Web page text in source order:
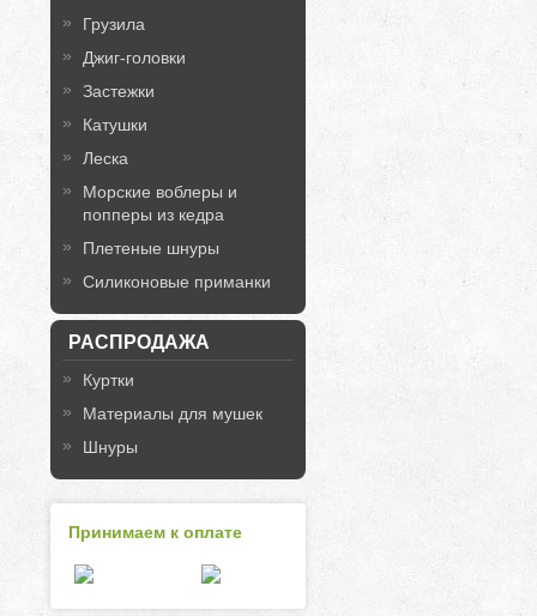
Грузила
Джиг-головки
Застежки
Катушки
Леска
Морские воблеры и
попперы из кедра
Плетеные шнуры
Силиконовые приманки
РАСПРОДАЖА
Куртки
Материалы для мушек
Шнуры
Принимаем к оплате